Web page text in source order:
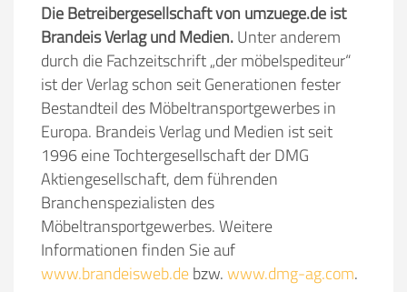
Die Betreibergesellschaft von umzuege.de ist
Brandeis Verlag und Medien.Unter anderem
durch die Fachzeitschrift „der möbelspediteur“
ist der Verlag schon seit Generationen fester
Bestandteil des Möbeltransportgewerbes in
Europa. Brandeis Verlag und Medien ist seit
1996 eine Tochtergesellschaft der DMG
Aktiengesellschaft, dem führenden
Branchenspezialisten des
Möbeltransportgewerbes. Weitere
Informationen finden Sie auf
www.brandeisweb.debzw.www.dmg-ag.com.